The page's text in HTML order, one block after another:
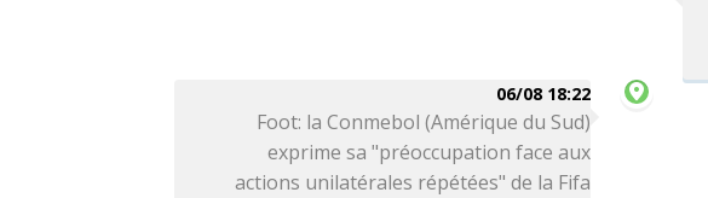
06/08 18:22
Foot: la Conmebol (Amérique du Sud)
exprime sa "préoccupation face aux
actions unilatérales répétées" de la Fifa